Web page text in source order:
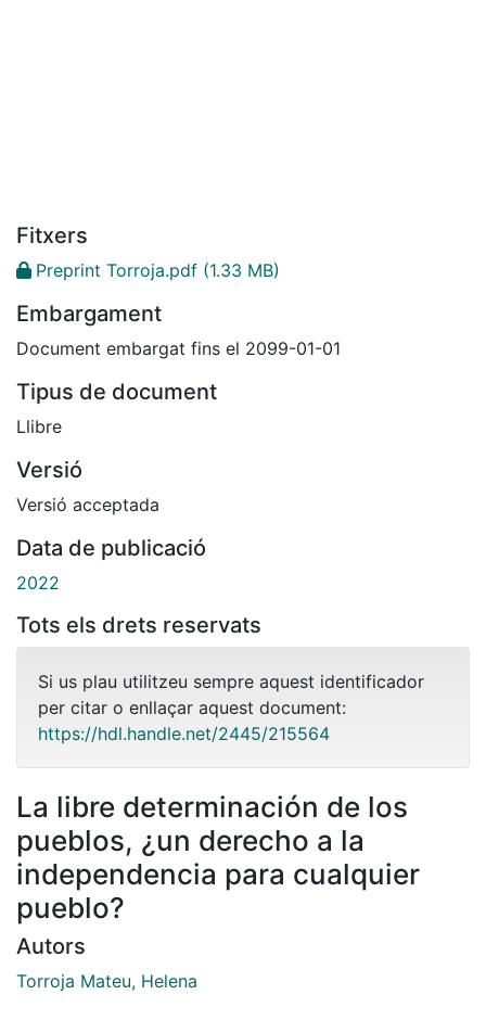
Fitxers
Preprint Torroja.pdf (1.33 MB)
Embargament
Document embargat fins el 2099-01-01
Tipus de document
Llibre
Versió
Versió acceptada
Data de publicació
2022
Tots els drets reservats
Si us plau utilitzeu sempre aquest identificador
per citar o enllaçar aquest document:
https://hdl.handle.net/2445/215564
La libre determinación de los
pueblos, ¿un derecho a la
independencia para cualquier
pueblo?
Autors
Torroja Mateu, Helena